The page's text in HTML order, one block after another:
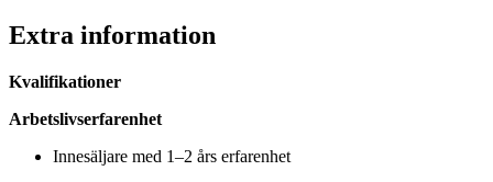
Extra information
Kvalifikationer
Arbetslivserfarenhet
Innesäljare med 1–2 års erfarenhet